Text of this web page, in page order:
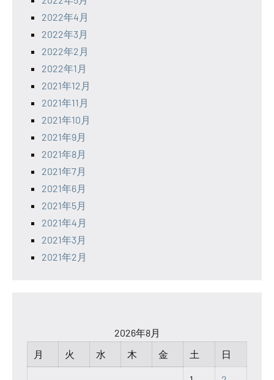
2022年4月
2022年3月
2022年2月
2022年1月
2021年12月
2021年11月
2021年10月
2021年9月
2021年8月
2021年7月
2021年6月
2021年5月
2021年4月
2021年3月
2021年2月
2026年8月
月
火 水 木 金 土 日